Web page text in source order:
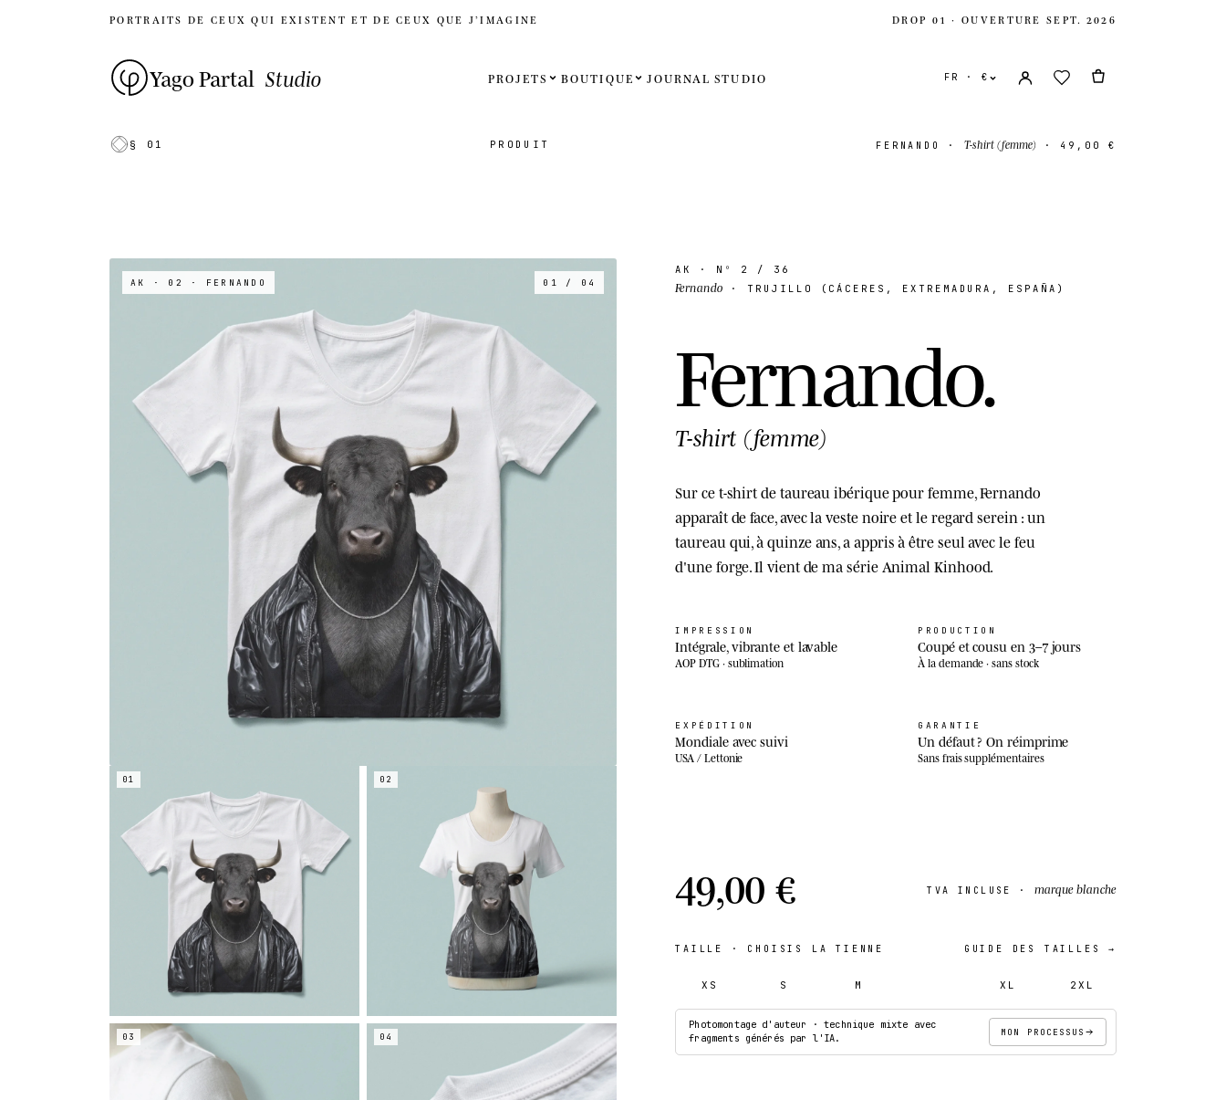
PORTRAITS DE CEUX QUI EXISTENT ET DE CEUX QUE J’IMAGINE DROP 01 · OUVERTURE SEPT. 2026
Yago Partal Studio PROJETS BOUTIQUE JOURNAL STUDIO FR · €
États-Unis
EUR €
§ 01 PRODUIT FERNANDO · T-shirt (femme)· 49,00 €
AK · 02 · FERNANDO 01 / 04
01 02
03 04
AK · Nº 2 / 36
Fernando · TRUJILLO (CÁCERES, EXTREMADURA, ESPAÑA)
Fernando.
T-shirt (femme)
Sur ce t-shirt de taureau ibérique pour femme, Fernando
apparaît de face, avec la veste noire et le regard serein : un
taureau qui, à quinze ans, a appris à être seul avec le feu
d'une forge. Il vient de ma série Animal Kinhood.
IMPRESSION
Intégrale, vibrante et lavable
AOP DTG · sublimation
PRODUCTION
Coupé et cousu en 3–7 jours
À la demande · sans stock
EXPÉDITION
Mondiale avec suivi
USA / Lettonie
GARANTIE
Un défaut ? On réimprime
Sans frais supplémentaires
49,00 € TVA INCLUSE · marque blanche
TAILLE · CHOISIS LA TIENNE GUIDE DES TAILLES →
XS S M XL 2XL
Photomontage d'auteur · technique mixte avec
fragments générés par l'IA.
MON PROCESSUS